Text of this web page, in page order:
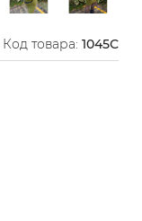
Код товара: 1045С